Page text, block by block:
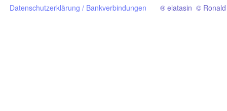
® elatasin ©
Datenschutzerklärung / Bankverbindungen